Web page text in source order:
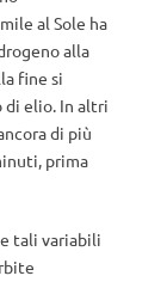
al Sole ha
alla
fine si
di elio. In altri
di più
prima
tali variabili